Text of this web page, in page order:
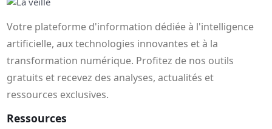
Votre plateforme d'information dédiée à l'intelligence
artificielle, aux technologies innovantes et à la
transformation numérique. Profitez de nos outils
gratuits et recevez des analyses, actualités et
ressources exclusives.
Ressources